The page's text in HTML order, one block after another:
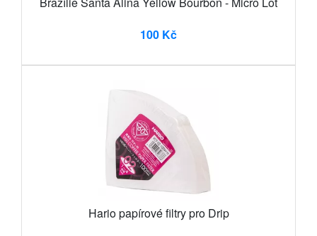
100 Kč
Hario papírové filtry pro Drip